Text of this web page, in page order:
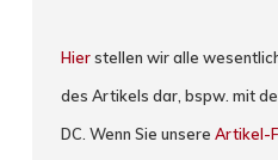
Hierstellen wir alle
des Artikels dar, bspw. mit
DC. Wenn Sie unsereArtikel-